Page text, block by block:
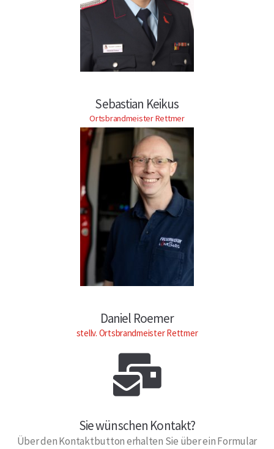
Sebastian Keikus
Ortsbrandmeister Rettmer
Daniel Roemer
stellv. Ortsbrandmeister Rettmer
Sie wünschen Kontakt?
Über den Kontaktbutton erhalten Sie über ein Formular